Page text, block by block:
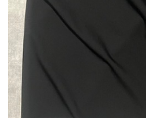
【商品説明】
Y's のオーバーサイズコートに
デザインはyohji yamamoto